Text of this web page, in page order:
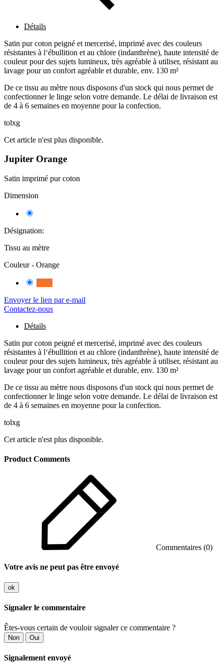
Détails
Satin pur coton peigné et mercerisé, imprimé avec des couleurs
résistantes à l‘ébullition et au chlore (indanthrène), haute intensité de
couleur pour des sujets lumineux, très agréable à utiliser, résistant au
lavage pour un confort agréable et durable, env. 130 m²
De ce tissu au mètre nous disposons d'un stock qui nous permet de
confectionner le linge selon votre demande. Le délai de livraison est
de 4 à 6 semaines en moyenne pour la confection.
tolxg
Cet article n'est plus disponible.
Jupiter Orange
Satin imprimé pur coton
Dimension
cm
Désignation:
Tissu au mètre
Couleur - Orange
Orange
Envoyer le lien par e-mail
Contactez-nous
Détails
Satin pur coton peigné et mercerisé, imprimé avec des couleurs
résistantes à l‘ébullition et au chlore (indanthrène), haute intensité de
couleur pour des sujets lumineux, très agréable à utiliser, résistant au
lavage pour un confort agréable et durable, env. 130 m²
De ce tissu au mètre nous disposons d'un stock qui nous permet de
confectionner le linge selon votre demande. Le délai de livraison est
de 4 à 6 semaines en moyenne pour la confection.
tolxg
Cet article n'est plus disponible.
Product Comments
Commentaires (0)
Votre avis ne peut pas être envoyé
ok
Signaler le commentaire
Êtes-vous certain de vouloir signaler ce commentaire ?
Non Oui
Signalement envoyé